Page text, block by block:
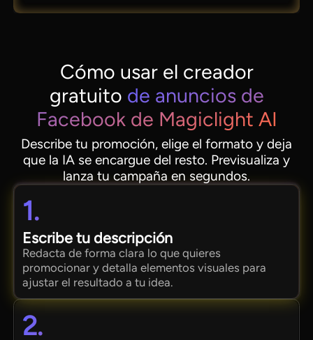
Cómo usar el creador
gratuito de anuncios de
Facebook de Magiclight AI
Describe tu promoción, elige el formato y deja
que la IA se encargue del resto. Previsualiza y
lanza tu campaña en segundos.
1.
Escribe tu descripción
Redacta de forma clara lo que quieres
promocionar y detalla elementos visuales para
ajustar el resultado a tu idea.
2.